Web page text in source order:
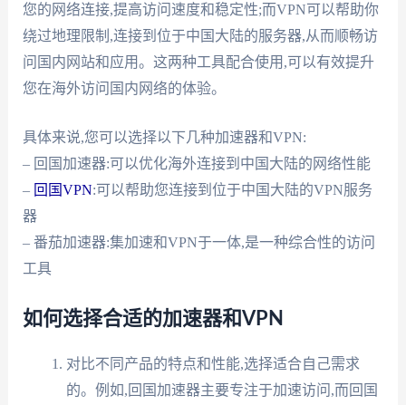
您的网络连接,提高访问速度和稳定性;而VPN可以帮助你
绕过地理限制,连接到位于中国大陆的服务器,从而顺畅访
问国内网站和应用。这两种工具配合使用,可以有效提升
您在海外访问国内网络的体验。
具体来说,您可以选择以下几种加速器和VPN:
– 回国加速器:可以优化海外连接到中国大陆的网络性能
– 回国VPN:可以帮助您连接到位于中国大陆的VPN服务
器
– 番茄加速器:集加速和VPN于一体,是一种综合性的访问
工具
如何选择合适的加速器和VPN
对比不同产品的特点和性能,选择适合自己需求
的。例如,回国加速器主要专注于加速访问,而回国